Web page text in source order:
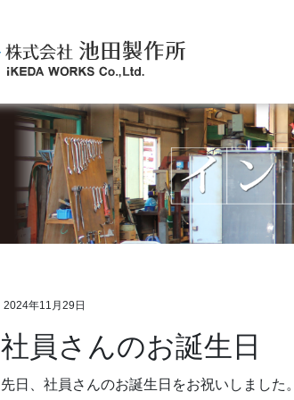
2024年11月29日
社員さんのお誕生日
先日、社員さんのお誕生日をお祝いしました。